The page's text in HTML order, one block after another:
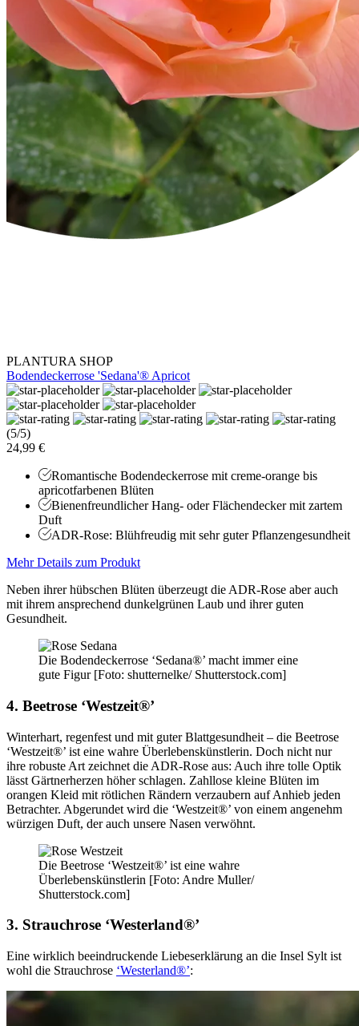
PLANTURA SHOP
Bodendeckerrose 'Sedana'® Apricot
(5/5)
24,99 €
Romantische Bodendeckerrose mit creme-orange bis
apricotfarbenen Blüten
Bienenfreundlicher Hang- oder Flächendecker mit zartem
Duft
ADR-Rose: Blühfreudig mit sehr guter Pflanzengesundheit
Mehr Details zum Produkt
Neben ihrer hübschen Blüten überzeugt die ADR-Rose aber auch
mit ihrem ansprechend dunkelgrünen Laub und ihrer guten
Gesundheit.
Die Bodendeckerrose ‘Sedana®’ macht immer eine
gute Figur [Foto: shutternelke/ Shutterstock.com]
4. Beetrose ‘Westzeit®’
Winterhart, regenfest und mit guter Blattgesundheit – die Beetrose
‘Westzeit®’ ist eine wahre Überlebenskünstlerin. Doch nicht nur
ihre robuste Art zeichnet die ADR-Rose aus: Auch ihre tolle Optik
lässt Gärtnerherzen höher schlagen. Zahllose kleine Blüten im
orangen Kleid mit rötlichen Rändern verzaubern auf Anhieb jeden
Betrachter. Abgerundet wird die ‘Westzeit®’ von einem angenehm
würzigen Duft, der auch unsere Nasen verwöhnt.
Die Beetrose ‘Westzeit®’ ist eine wahre
Überlebenskünstlerin [Foto: Andre Muller/
Shutterstock.com]
3. Strauchrose ‘Westerland®’
Eine wirklich beeindruckende Liebeserklärung an die Insel Sylt ist
wohl die Strauchrose ‘Westerland®’: